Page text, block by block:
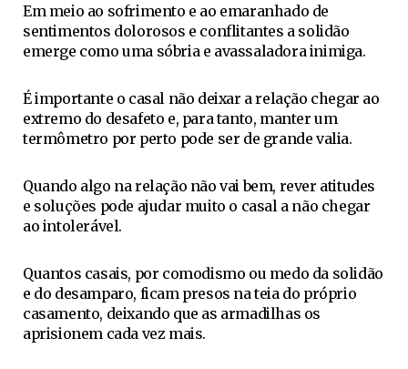
Em meio ao sofrimento e ao emaranhado de
sentimentos dolorosos e conflitantes a solidão
emerge como uma sóbria e avassaladora inimiga.
É importante o casal não deixar a relação chegar ao
extremo do desafeto e, para tanto, manter um
termômetro por perto pode ser de grande valia.
Quando algo na relação não vai bem, rever atitudes
e soluções pode ajudar muito o casal a não chegar
ao intolerável.
Quantos casais, por comodismo ou medo da solidão
e do desamparo, ficam presos na teia do próprio
casamento, deixando que as armadilhas os
aprisionem cada vez mais.